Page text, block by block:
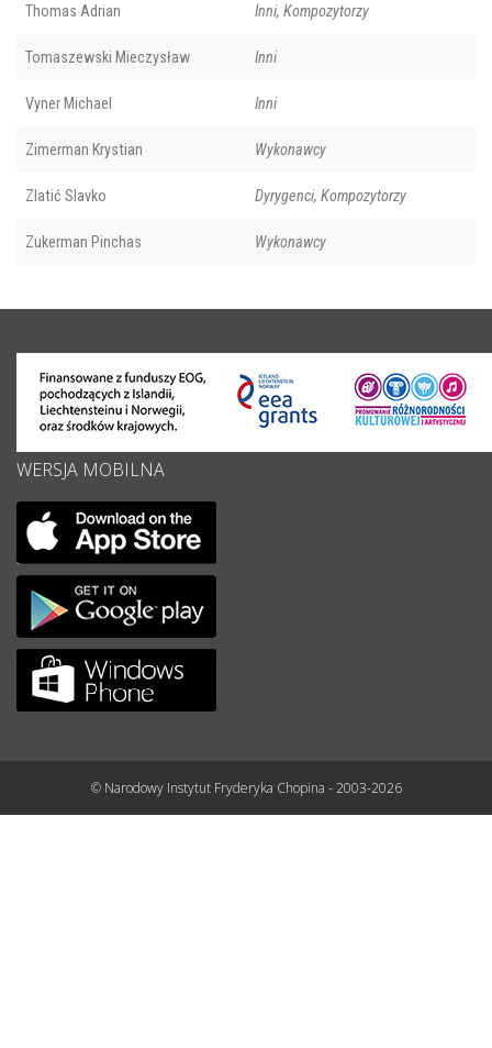
Thomas Adrian Inni, Kompozytorzy
Tomaszewski Mieczysław Inni
Vyner Michael Inni
Zimerman Krystian Wykonawcy
Zlatić Slavko Dyrygenci, Kompozytorzy
Zukerman Pinchas Wykonawcy
WERSJA MOBILNA
© Narodowy Instytut Fryderyka Chopina - 2003-2026